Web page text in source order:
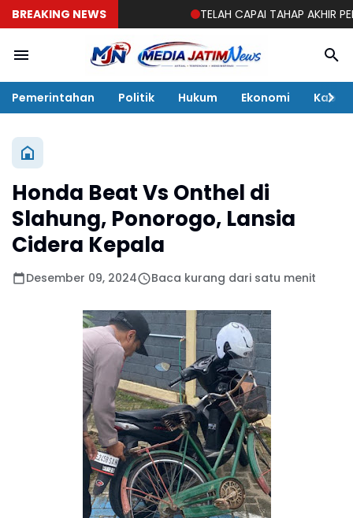
BREAKING NEWS TELAH CAPAI TAHAP AKHIR
Pemerintahan Politik Hukum Ekonomi Kabar
Honda Beat Vs Onthel di
Slahung, Ponorogo, Lansia
Cidera Kepala
Desember 09, 2024 Baca kurang dari satu menit